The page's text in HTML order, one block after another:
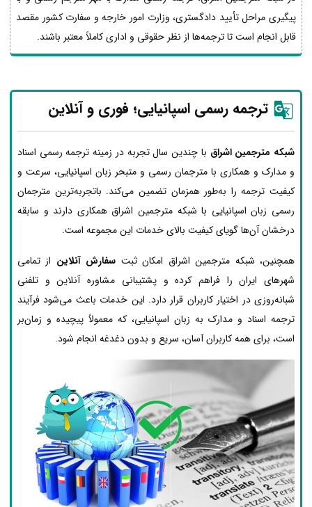
پیگیری مراحل تأیید دادگستری، وزارت امور خارجه و سفارت کشور مقصد
قابل انجام است تا ترجمه‌ها از نظر حقوقی و اداری کاملاً معتبر باشند.
ترجمه رسمی اسپانیایی؛ فوری و آنلاین
شبکه مترجمین اشراق با چندین سال تجربه در زمینه ترجمه رسمی اسناد
و مدارک و همکاری با مترجمان رسمی و متبحر زبان اسپانیایی، سرعت و
کیفیت ترجمه را به‌طور همزمان تضمین می‌کند. باتجربه‌ترین مترجمان
رسمی زبان اسپانیایی با شبکه مترجمین اشراق همکاری دارند و سابقه
درخشان آن‌ها گویای کیفیت بالای خدمات این مجموعه است.
همچنین، شبکه مترجمین اشراق امکان ثبت سفارش آنلاین از تمامی
شهرهای ایران را فراهم کرده و پشتیبانی مشاوره آنلاین و تلفنی
شبانه‌روزی در اختیار کاربران قرار دارد. این خدمات باعث می‌شود فرآیند
ترجمه اسناد و مدارک به زبان اسپانیایی، که معمولاً پیچیده و زمان‌بر
است، برای همه کاربران آسان، سریع و بدون دغدغه انجام شود.